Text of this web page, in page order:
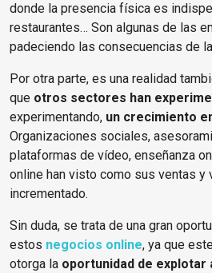
donde la presencia física es
restaurantes… Son algunas de las
padeciendo las consecuencias de
Por otra parte, es una realidad
que otros sectores han
experimentando, un crecimiento
Organizaciones sociales,
plataformas de vídeo, enseñanza
online han visto como sus ventas y
incrementado.
Sin duda, se trata de una gran
estos negocios online, ya que
otorga la oportunidad de explotar